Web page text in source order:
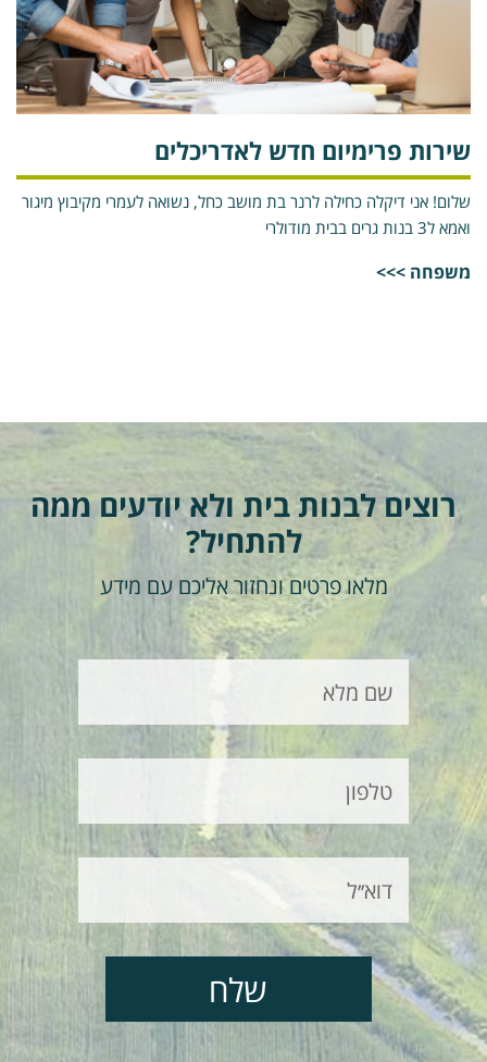
פרימיום חדש לאדריכלים
אני דיקלה כחילה לרנר בת מושב כחל, נשואה לעמרי מקיבוץ מיגור
בנות גרים בבית מודולרי
>>>
רוצים לבנות בית ולא יודעים ממה
להתחיל?
מלאו פרטים ונחזור אליכם עם מידע